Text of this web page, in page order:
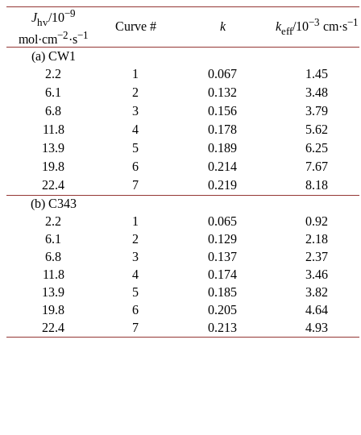
Jhv/10−9
mol·cm−2·s−1
Curve # k keff/10−3 cm·s−1
(a) CW1
2.2
1 0.067
1.45
6.1
2 0.132
3.48
6.8
3 0.156
3.79
11.8
4 0.178
5.62
13.9
5 0.189
6.25
19.8
6 0.214
7.67
22.4
7 0.219
8.18
(b) C343
2.2
1 0.065
0.92
6.1
2 0.129
2.18
6.8
3 0.137
2.37
11.8
4 0.174
3.46
13.9
5 0.185
3.82
19.8
6 0.205
4.64
22.4
7 0.213 4.93